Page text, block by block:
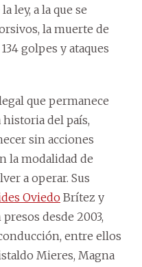
ley, a la que se
la muerte de
golpes y ataques
que permanece
del país,
sin acciones
la modalidad de
a operar. Sus
Oviedo Brítez y
desde 2003,
entre ellos
Mieres, Magna